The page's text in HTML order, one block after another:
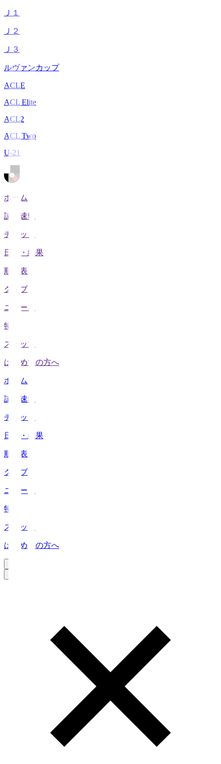
Ｊ１
Ｊ２
Ｊ３
ルヴァンカップ
ACLE
ACL Elite
ACL2
ACL Two
U-21
ホーム
試合速報
チケット
日程・結果
順位表
クラブ
ニュース
特集
スタッツ
はじめての方へ
ホーム
試合速報
チケット
日程・結果
順位表
クラブ
ニュース
特集
スタッツ
はじめての方へ